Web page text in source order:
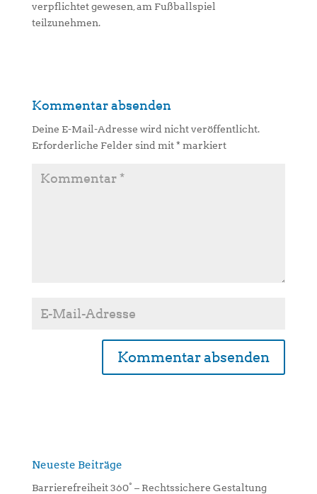
verpflichtet gewesen, am Fußballspiel
teilzunehmen.
Kommentar absenden
Deine E-Mail-Adresse wird nicht veröffentlicht.
Erforderliche Felder sind mit* markiert
n
Neueste Beiträge
Barrierefreiheit 360° – Rechtssichere Gestaltung